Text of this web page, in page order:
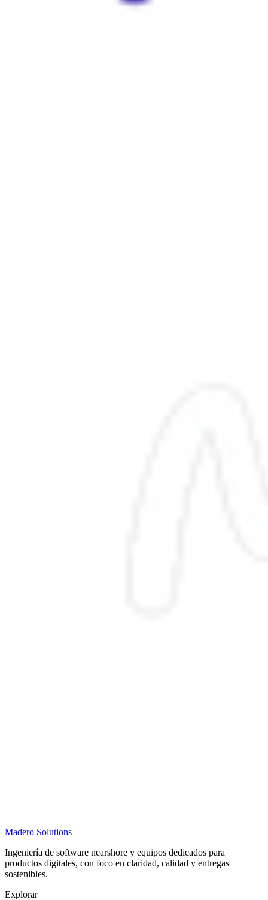
Madero Solutions
Ingeniería de software nearshore y equipos dedicados para
productos digitales, con foco en claridad, calidad y entregas
sostenibles.
Explorar